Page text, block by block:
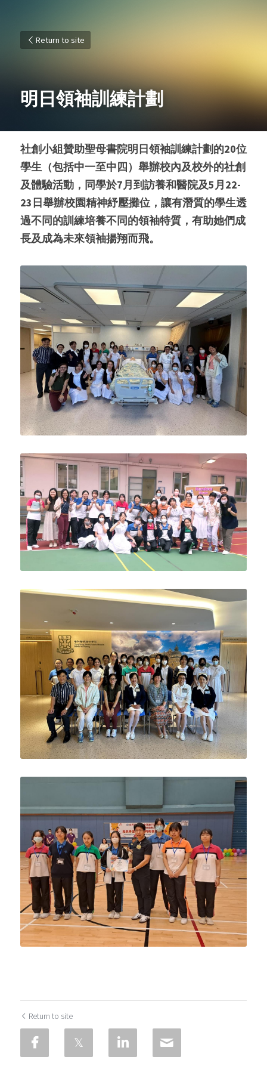
Return to site
明日領袖訓練計劃
社創小組贊助聖母書院明日領袖訓練計劃的20位
學生（包括中一至中四）舉辦校內及校外的社創
及體驗活動，同學於7月到訪養和醫院及5月22-
23日舉辦校園精神紓壓攤位，讓有潛質的學生透
過不同的訓練培養不同的領袖特質，有助她們成
長及成為未來領袖揚翔而飛。
Return to site